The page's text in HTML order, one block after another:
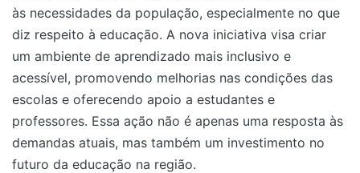
às necessidades da população, especialmente no que
diz respeito à educação. A nova iniciativa visa criar
um ambiente de aprendizado mais inclusivo e
acessível, promovendo melhorias nas condições das
escolas e oferecendo apoio a estudantes e
professores. Essa ação não é apenas uma resposta às
demandas atuais, mas também um investimento no
futuro da educação na região.